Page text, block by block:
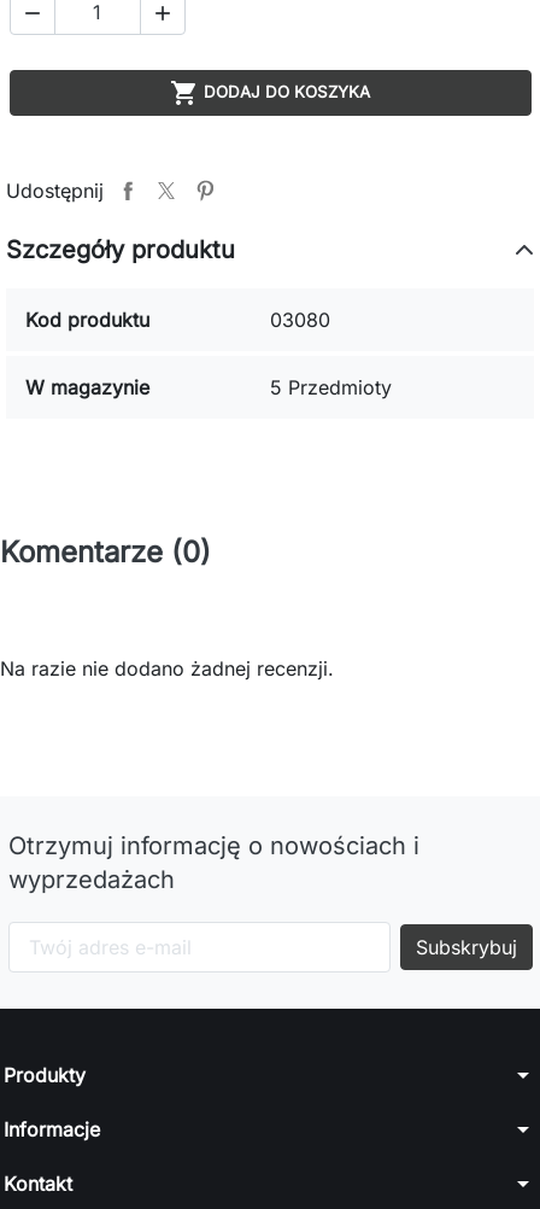
 
 DODAJ DO KOSZYKA
Udostępnij
Szczegóły produktu
Kod produktu 03080
W magazynie 5 Przedmioty
Komentarze (0)
Na razie nie dodano żadnej recenzji.
Otrzymuj informację o nowościach i
wyprzedażach
Produkty arrow_drop_down
Informacje arrow_drop_down
Kontakt arrow_drop_down